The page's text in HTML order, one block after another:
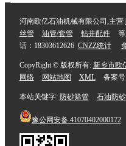
河南欧亿石油机械有限公司,主营
丝管
油管/套管 钻井配件
话：18303612626 CNZZ统计
CopyRight © 版权所有: 新乡市欧
网络
网站地图 XML 备案
本站关键字: 防砂筛管 石油防
豫公网安备41070402000172